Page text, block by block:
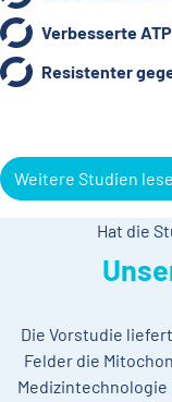
Verbesserte
Resistenter
Weitere Studien
Hat die
Die Vorstudie
Felder die